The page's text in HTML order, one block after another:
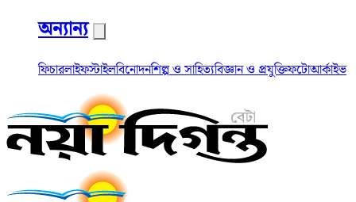
অন্যান্য
ফিচারলাইফস্টাইলবিনোদনশিল্প ও সাহিত্যবিজ্ঞান ও প্রযুক্তিফটোআর্কাইভ